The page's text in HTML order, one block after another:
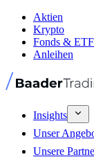
Aktien
Krypto
Fonds &
Anleihen
Insights
Unser
Unsere